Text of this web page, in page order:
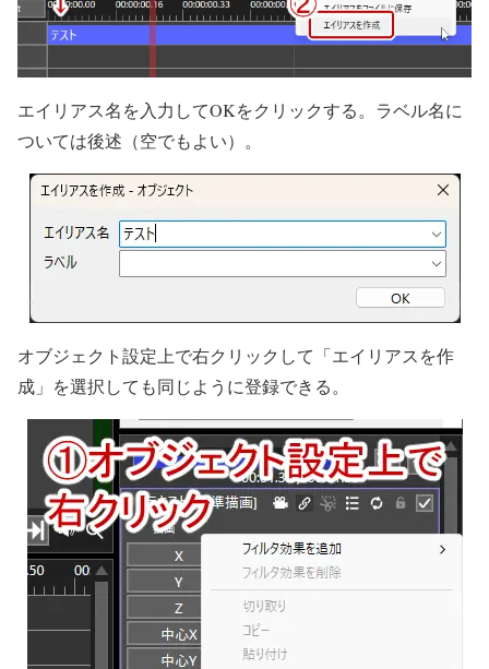
エイリアス名を入力してOKをクリックする。ラベル名に
ついては後述（空でもよい）。
オブジェクト設定上で右クリックして「エイリアスを作
成」を選択しても同じように登録できる。